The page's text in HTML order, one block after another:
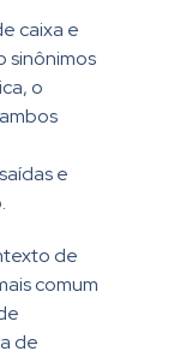
caixa e
sinônimos
o
e
de
comum
de